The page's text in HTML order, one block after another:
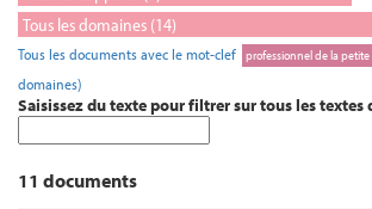
Tous les documents avec le mot-clef professionnel de la
domaines)
Saisissez du texte pour filtrer sur tous les textes
11 documents